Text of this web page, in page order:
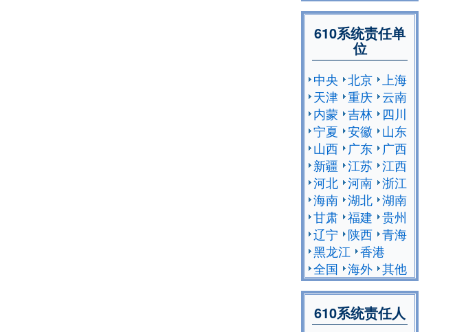
610系统责任单
位
中央 北京
上海
天津 重庆 云南
内蒙 吉林
四川
宁夏 安徽
山东
山西
广东
广西
新疆 江苏 江西
河北 河南 浙江
海南 湖北 湖南
甘肃 福建 贵州
辽宁
陕西 青海
黑龙江 香港
全国 海外 其他
610系统责任人